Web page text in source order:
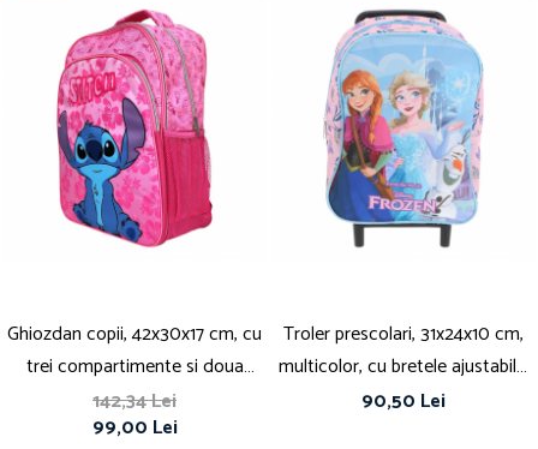
Ghiozdan copii, 42x30x17 cm, cu
trei compartimente si doua
buzunare laterale, roz, bretele
ergonomice, intarite si ajustabile,
142,34 Lei
99,00 Lei
Troler prescolari, 31x24x10 cm,
multicolor, cu bretele ajustabile,
Frozen
90,50 Lei